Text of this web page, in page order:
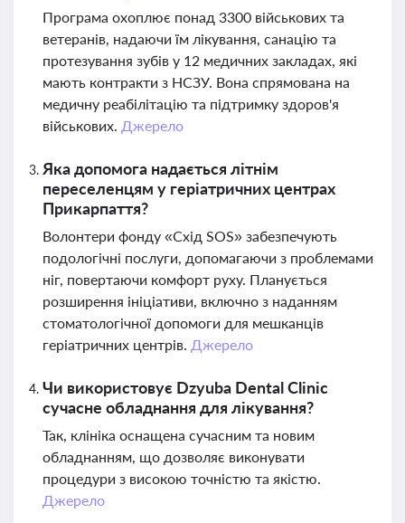
Програма охоплює понад 3300 військових та
ветеранів, надаючи їм лікування, санацію та
протезування зубів у 12 медичних закладах, які
мають контракти з НСЗУ. Вона спрямована на
медичну реабілітацію та підтримку здоров'я
військових. Джерело
Яка допомога надається літнім
переселенцям у геріатричних центрах
Прикарпаття?
Волонтери фонду «Схід SOS» забезпечують
подологічні послуги, допомагаючи з проблемами
ніг, повертаючи комфорт руху. Планується
розширення ініціативи, включно з наданням
стоматологічної допомоги для мешканців
геріатричних центрів. Джерело
Чи використовує Dzyuba Dental Clinic
сучасне обладнання для лікування?
Так, клініка оснащена сучасним та новим
обладнанням, що дозволяє виконувати
процедури з високою точністю та якістю.
Джерело